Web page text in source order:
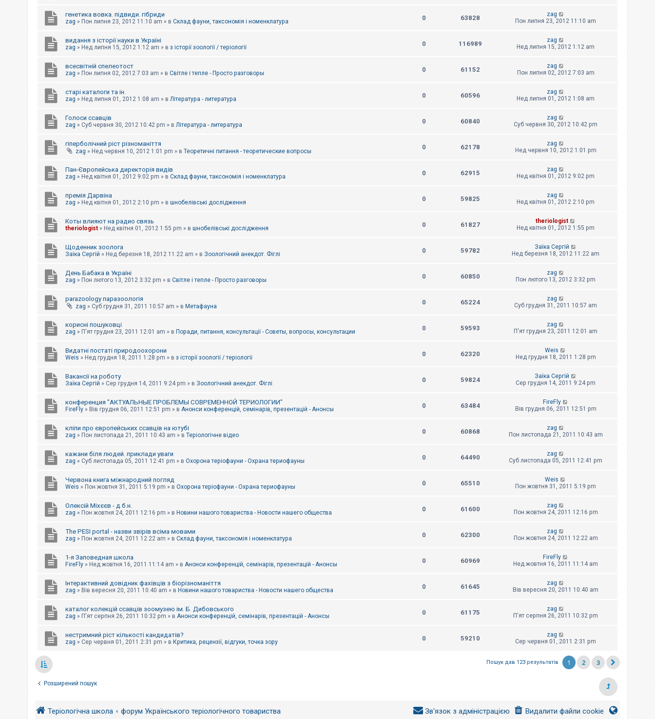
генетика вовка. підвиди. гібриди
zag » Пон липня 23, 2012 11:10 am » в Склад фауни, таксономія і номенклатура 0 63828
zag
Пон липня 23, 2012 11:10 am
видання з історії науки в Україні
zag » Нед липня 15, 2012 1:12 am » в з історії зоології / теріології 0 116989
zag
Нед липня 15, 2012 1:12 am
всесвітній спелеотост
zag » Пон липня 02, 2012 7:03 am » в Світле і тепле - Просто разговоры 0 61152
zag
Пон липня 02, 2012 7:03 am
старі каталоги та ін.
zag » Нед липня 01, 2012 1:08 am » в Література - литература 0 60596
zag
Нед липня 01, 2012 1:08 am
Голоси ссавців
zag » Суб червня 30, 2012 10:42 pm » в Література - литература 0 60840
zag
Суб червня 30, 2012 10:42 pm
гіперболічний ріст різноманіття
zag » Нед червня 10, 2012 1:01 pm » в Теоретичні питання - теоретические вопросы
0 62178
zag
Нед червня 10, 2012 1:01 pm
Пан-Європейська директорія видів
zag » Нед квітня 01, 2012 9:02 pm » в Склад фауни, таксономія і номенклатура 0 62915
zag
Нед квітня 01, 2012 9:02 pm
премія Дарвіна
zag » Нед квітня 01, 2012 2:10 pm » в шнобелівські дослідження 0 59825
zag
Нед квітня 01, 2012 2:10 pm
Коты влияют на радио связь
theriologist » Нед квітня 01, 2012 1:55 pm » в шнобелівські дослідження 0 61827
theriologist
Нед квітня 01, 2012 1:55 pm
Щоденник зоолога
Заїка Сергій » Нед березня 18, 2012 11:22 am » в Зоологічний анекдот. Фіглі 0 59782
Заїка Сергій
Нед березня 18, 2012 11:22 am
День Бабака в Україні
zag » Пон лютого 13, 2012 3:32 pm » в Світле і тепле - Просто разговоры 0 60850
zag
Пон лютого 13, 2012 3:32 pm
parazoology паразоологія
zag » Суб грудня 31, 2011 10:57 am » в Метафауна
0 65224
zag
Суб грудня 31, 2011 10:57 am
корисні пошуковці
zag » П'ят грудня 23, 2011 12:01 am » в Поради, питання, консультації - Советы, вопросы, консультации 0 59593
zag
П'ят грудня 23, 2011 12:01 am
Видатні постаті природоохорони
Weis » Нед грудня 18, 2011 1:28 pm » в з історії зоології / теріології 0 62320
Weis
Нед грудня 18, 2011 1:28 pm
Вакансії на роботу
Заїка Сергій » Сер грудня 14, 2011 9:24 pm » в Зоологічний анекдот. Фіглі 0 59824
Заїка Сергій
Сер грудня 14, 2011 9:24 pm
конференция "АКТУАЛЬНЫЕ ПРОБЛЕМЫ СОВРЕМЕННОЙ ТЕРИОЛОГИИ"
FireFly » Вів грудня 06, 2011 12:51 pm » в Анонси конференцій, семінарів, презентацій - Анонсы 0 63484
FireFly
Вів грудня 06, 2011 12:51 pm
кліпи про європейських ссавців на ютубі
zag » Пон листопада 21, 2011 10:43 am » в Теріологічне відео 0 60868
zag
Пон листопада 21, 2011 10:43 am
кажани біля людей. приклади уваги
zag » Суб листопада 05, 2011 12:41 pm » в Охорона теріофауни - Охрана териофауны 0 64490
zag
Суб листопада 05, 2011 12:41 pm
Червона книга міжнародний погляд
Weis » Пон жовтня 31, 2011 5:19 pm » в Охорона теріофауни - Охрана териофауны 0 65510
Weis
Пон жовтня 31, 2011 5:19 pm
Олексій Міхєєв - д.б.н.
zag » Пон жовтня 24, 2011 12:16 pm » в Новини нашого товариства - Новости нашего общества 0 61600
zag
Пон жовтня 24, 2011 12:16 pm
The PESI portal - назви звірів всіма мовами
zag » Пон жовтня 24, 2011 12:22 am » в Склад фауни, таксономія і номенклатура 0 62300
zag
Пон жовтня 24, 2011 12:22 am
1-я Заповедная школа
FireFly » Нед жовтня 16, 2011 11:14 am » в Анонси конференцій, семінарів, презентацій - Анонсы 0 60969
FireFly
Нед жовтня 16, 2011 11:14 am
Інтерактивний довідник фахівців з біорізноманіття
zag » Вів вересня 20, 2011 10:40 am » в Новини нашого товариства - Новости нашего общества 0 61645
zag
Вів вересня 20, 2011 10:40 am
каталог колекцій ссавців зоомузею ім. Б. Дибовського
zag » П'ят серпня 26, 2011 10:32 pm » в Анонси конференцій, семінарів, презентацій - Анонсы 0 61175
zag
П'ят серпня 26, 2011 10:32 pm
нестримний ріст кількості кандидатів?
zag » Сер червня 01, 2011 2:31 pm » в Критика, рецензії, відгуки, точка зору 0 59210
zag
Сер червня 01, 2011 2:31 pm
Пошук дав 123 результатів 1 2 3
Розширений пошук
Теріологічна школа форум Українського теріологічного товариства Видалити файли cookie
Зв'язок з адміністрацією